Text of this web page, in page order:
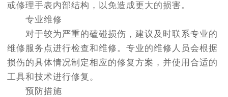
或修理手表内部结构，以免造成更大的损害。
专业维修
对于较为严重的磕碰损伤，建议及时联系专业的
维修服务点进行检查和维修。专业的维修人员会根据
损伤的具体情况制定相应的修复方案，并使用合适的
工具和技术进行修复。
预防措施